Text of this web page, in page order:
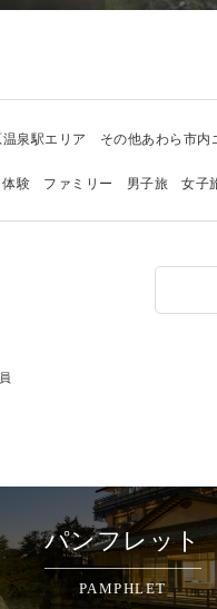
泉駅エリア その他あわら市内
体験 ファミリー 男子旅 女子
パンフレット
PAMPHLET